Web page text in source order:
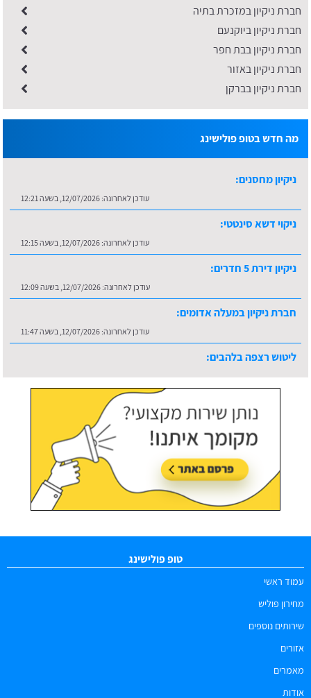
חברת ניקיון במזכרת בתיה
חברת ניקיון ביוקנעם
חברת ניקיון בבת חפר
חברת ניקיון באזור
חברת ניקיון בברקן
מה חדש בטופ פולישינג
ניקיון מחסנים:
עודכן לאחרונה: 12/07/2026, בשעה 12:21
ניקוי דשא סינטטי:
עודכן לאחרונה: 12/07/2026, בשעה 12:15
ניקיון דירת 5 חדרים:
עודכן לאחרונה: 12/07/2026, בשעה 12:09
חברת ניקיון במעלה אדומים:
עודכן לאחרונה: 12/07/2026, בשעה 11:47
ליטוש רצפה בלהבים:
עודכן לאחרונה:16/07/2026, בשעה 10:36
טופ פולישינג
עמוד ראשי
מחירון פוליש
שירותים נוספים
אזורים
מאמרים
אודות